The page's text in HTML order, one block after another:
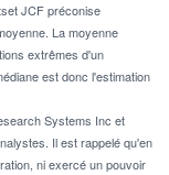
JCF préconise
La moyenne
extrêmes d'un
est donc l'estimation
Systems Inc et
Il est rappelé qu'en
ni exercé un pouvoir